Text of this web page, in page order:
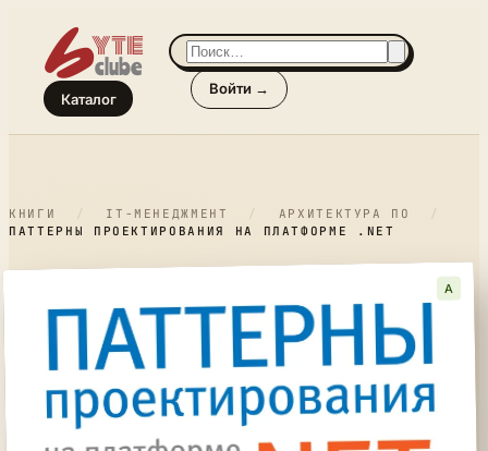
Каталог
Войти →
КНИГИ / IT-МЕНЕДЖМЕНТ / АРХИТЕКТУРА ПО
/
ПАТТЕРНЫ ПРОЕКТИРОВАНИЯ НА ПЛАТФОРМЕ .NET
A